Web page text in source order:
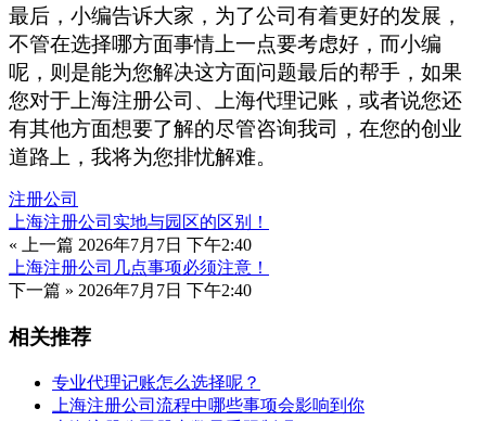
最后，小编告诉大家，为了公司有着更好的发展，
不管在选择哪方面事情上一点要考虑好，而小编
呢，则是能为您解决这方面问题最后的帮手，如果
您对于上海注册公司、上海代理记账，或者说您还
有其他方面想要了解的尽管咨询我司，在您的创业
道路上，我将为您排忧解难。
注册公司
上海注册公司实地与园区的区别！
« 上一篇 2026年7月7日 下午2:40
上海注册公司几点事项必须注意！
下一篇 » 2026年7月7日 下午2:40
相关推荐
专业代理记账怎么选择呢？
上海注册公司流程中哪些事项会影响到你